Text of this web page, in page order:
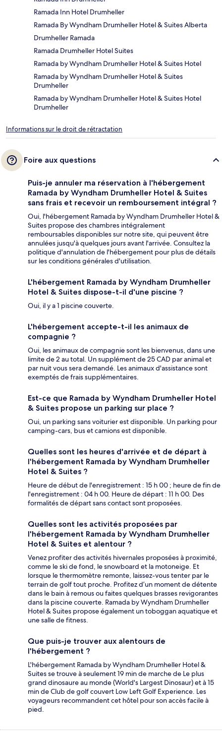
Ramada Inn Hotel Drumheller
Ramada By Wyndham Drumheller Hotel & Suites Alberta
Drumheller Ramada
Ramada Drumheller Hotel Suites
Ramada by Wyndham Drumheller Hotel & Suites Hotel
Ramada by Wyndham Drumheller Hotel & Suites
Drumheller
Ramada by Wyndham Drumheller Hotel & Suites Hotel
Drumheller
Informations sur le droit de rétractation
Foire aux questions
Puis-je annuler ma réservation à l'hébergement
Ramada by Wyndham Drumheller Hotel & Suites
sans frais et recevoir un remboursement intégral ?
Oui, l'hébergement Ramada by Wyndham Drumheller Hotel &
Suites propose des chambres intégralement
remboursables disponibles sur notre site, qui peuvent être
annulées jusqu'à quelques jours avant l'arrivée. Consultez la
politique d'annulation de l'hébergement pour plus de détails
sur les conditions générales d'utilisation.
L'hébergement Ramada by Wyndham Drumheller
Hotel & Suites dispose-t-il d'une piscine ?
Oui, il y a 1 piscine couverte.
L'hébergement accepte-t-il les animaux de
compagnie ?
Oui, les animaux de compagnie sont les bienvenus, dans une
limite de 2 au total. Un supplément de 25 CAD par animal et
par nuit vous sera demandé. Les animaux d'assistance sont
exemptés de frais supplémentaires.
Est-ce que Ramada by Wyndham Drumheller Hotel
& Suites propose un parking sur place ?
Oui, un parking sans voiturier est disponible. Un parking pour
camping-cars, bus et camions est disponible.
Quelles sont les heures d'arrivée et de départ à
l'hébergement Ramada by Wyndham Drumheller
Hotel & Suites ?
Heure de début de l'enregistrement : 15 h 00 ; heure de fin de
l'enregistrement : 04 h 00. Heure de départ : 11 h 00. Des
formalités de départ sans contact sont proposées.
Quelles sont les activités proposées par
l'hébergement Ramada by Wyndham Drumheller
Hotel & Suites et alentour ?
Venez profiter des activités hivernales proposées à proximité,
comme le ski de fond, le snowboard et la motoneige. Et
lorsque le thermomètre remonte, laissez-vous tenter par le
terrain de golf tout proche. Profitez d’un moment de détente
dans le bain à remous ou faites quelques brasses revigorantes
dans la piscine couverte. Ramada by Wyndham Drumheller
Hotel & Suites propose également un toboggan aquatique et
une salle de fitness.
Que puis-je trouver aux alentours de
l'hébergement ?
L'hébergement Ramada by Wyndham Drumheller Hotel &
Suites se trouve à seulement 19 min de marche de Le plus
grand dinosaure au monde (World's Largest Dinosaur) et à 15
min de Club de golf couvert Low Left Golf Experience. Les
voyageurs recommandent cet hôtel pour son accès facile à
pied.